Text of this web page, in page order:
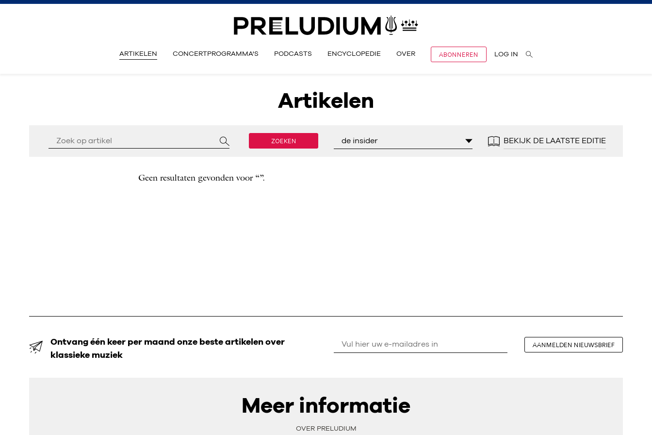
ARTIKELEN CONCERTPROGRAMMA'S PODCASTS ENCYCLOPEDIE OVER ABONNEREN LOG IN
Artikelen
ZOEKEN de insider BEKIJK DE LAATSTE EDITIE
Geen resultaten gevonden voor “”.
Ontvang één keer per maand onze beste artikelen over
klassieke muziek
AANMELDEN NIEUWSBRIEF
Meer informatie
OVER PRELUDIUM